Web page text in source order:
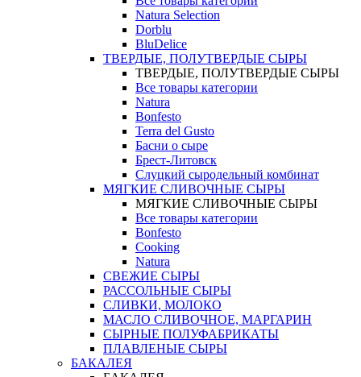
Natura Selection
Dorblu
BluDelice
ТВЕРДЫЕ, ПОЛУТВЕРДЫЕ СЫРЫ
ТВЕРДЫЕ, ПОЛУТВЕРДЫЕ СЫРЫ
Все товары категории
Natura
Bonfesto
Terra del Gusto
Басни о сыре
Брест-Литовск
Слуцкий сыродельный комбинат
МЯГКИЕ СЛИВОЧНЫЕ СЫРЫ
МЯГКИЕ СЛИВОЧНЫЕ СЫРЫ
Все товары категории
Bonfesto
Cooking
Natura
СВЕЖИЕ СЫРЫ
РАССОЛЬНЫЕ СЫРЫ
СЛИВКИ, МОЛОКО
МАСЛО СЛИВОЧНОЕ, МАРГАРИН
СЫРНЫЕ ПОЛУФАБРИКАТЫ
ПЛАВЛЕНЫЕ СЫРЫ
БАКАЛЕЯ